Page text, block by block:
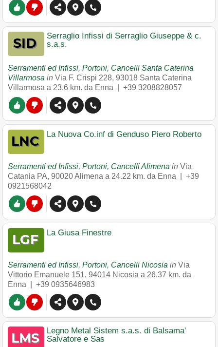
Serraglio Infissi di Serraglio Giuseppe & c.
s.a.s.
Serramenti ed Infissi, Portoni, Cancelli Santa Caterina
Villarmosa in Via F. Crispi 228, 93018 Santa Caterina
Villarmosa a 23.6 km. da Enna | +39 3208828057
La Nuova Co.inf di Genduso Piero Roberto
Serramenti ed Infissi, Portoni, Cancelli Alimena in Via
Catania PA, 90020Alimena a 24.22 km. da Enna | +39
0921568042
La Giusa Finestre
Serramenti ed Infissi, Portoni, Cancelli Nicosia in Via
Vittorio Emanuele 151, 94014 Nicosia a 26.37 km. da
Enna | +39 0935646983
Legno Metal Sistem s.a.s. di Balsama'
Salvatore e Sas